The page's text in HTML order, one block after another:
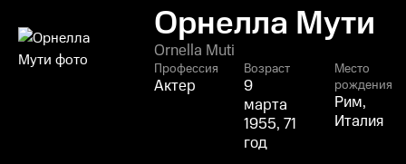
Орнелла Мути
Ornella Muti
Профессия
Актер
Возраст
9
марта
1955, 71
год
Место
рождения
Рим,
Италия